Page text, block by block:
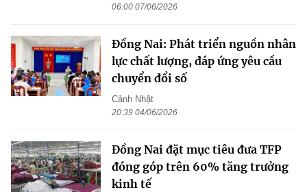
06:00 07/06/2026
Đồng Nai: Phát triển nguồn nhân
lực chất lượng, đáp ứng yêu cầu
chuyển đổi số
Cảnh Nhật
20:39 04/06/2026
Đồng Nai đặt mục tiêu đưa TFP
đóng góp trên 60% tăng trưởng
kinh tế